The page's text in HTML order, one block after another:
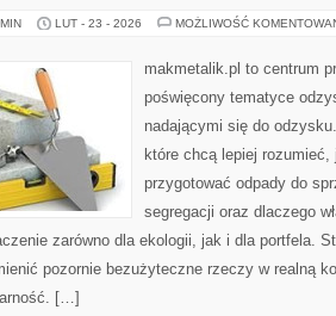
LUT - 23 - 2026 MOŻLIWOŚĆ
makmetalik.pl to centrum
poświęcony tematyce
nadającymi się do
które chcą lepiej rozumieć,
przygotować odpady do
segregacji oraz dlaczego
zarówno dla ekologii, jak i dla portfela.
pozornie bezużyteczne rzeczy w realną
[…]